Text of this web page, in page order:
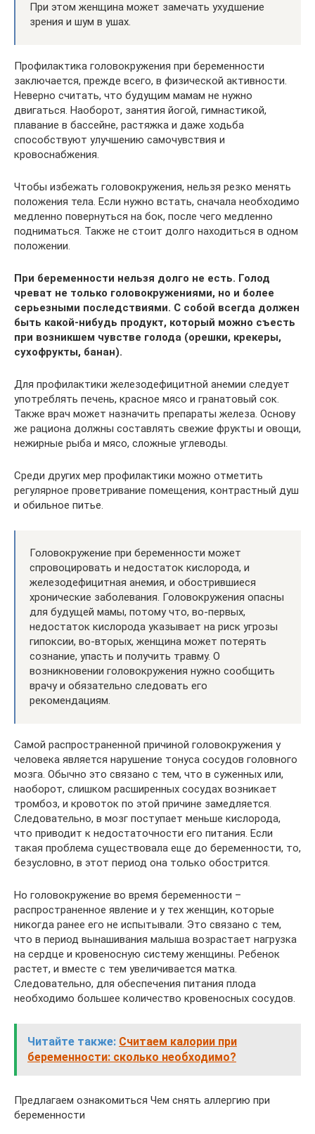
При этом женщина может замечать ухудшение
зрения и шум в ушах.
Профилактика головокружения при беременности
заключается, прежде всего, в физической активности.
Неверно считать, что будущим мамам не нужно
двигаться. Наоборот, занятия йогой, гимнастикой,
плавание в бассейне, растяжка и даже ходьба
способствуют улучшению самочувствия и
кровоснабжения.
Чтобы избежать головокружения, нельзя резко менять
положения тела. Если нужно встать, сначала необходимо
медленно повернуться на бок, после чего медленно
подниматься. Также не стоит долго находиться в одном
положении.
При беременности нельзя долго не есть. Голод
чреват не только головокружениями, но и более
серьезными последствиями. С собой всегда должен
быть какой-нибудь продукт, который можно съесть
при возникшем чувстве голода (орешки, крекеры,
сухофрукты, банан).
Для профилактики железодефицитной анемии следует
употреблять печень, красное мясо и гранатовый сок.
Также врач может назначить препараты железа. Основу
же рациона должны составлять свежие фрукты и овощи,
нежирные рыба и мясо, сложные углеводы.
Среди других мер профилактики можно отметить
регулярное проветривание помещения, контрастный душ
и обильное питье.
Головокружение при беременности может
спровоцировать и недостаток кислорода, и
железодефицитная анемия, и обострившиеся
хронические заболевания. Головокружения опасны
для будущей мамы, потому что, во-первых,
недостаток кислорода указывает на риск угрозы
гипоксии, во-вторых, женщина может потерять
сознание, упасть и получить травму. О
возникновении головокружения нужно сообщить
врачу и обязательно следовать его
рекомендациям.
Самой распространенной причиной головокружения у
человека является нарушение тонуса сосудов головного
мозга. Обычно это связано с тем, что в суженных или,
наоборот, слишком расширенных сосудах возникает
тромбоз, и кровоток по этой причине замедляется.
Следовательно, в мозг поступает меньше кислорода,
что приводит к недостаточности его питания. Если
такая проблема существовала еще до беременности, то,
безусловно, в этот период она только обострится.
Но головокружение во время беременности –
распространенное явление и у тех женщин, которые
никогда ранее его не испытывали. Это связано с тем,
что в период вынашивания малыша возрастает нагрузка
на сердце и кровеносную систему женщины. Ребенок
растет, и вместе с тем увеличивается матка.
Следовательно, для обеспечения питания плода
необходимо большее количество кровеносных сосудов.
Читайте также: Считаем калории при
беременности: сколько необходимо?
Предлагаем ознакомиться Чем снять аллергию при
беременности